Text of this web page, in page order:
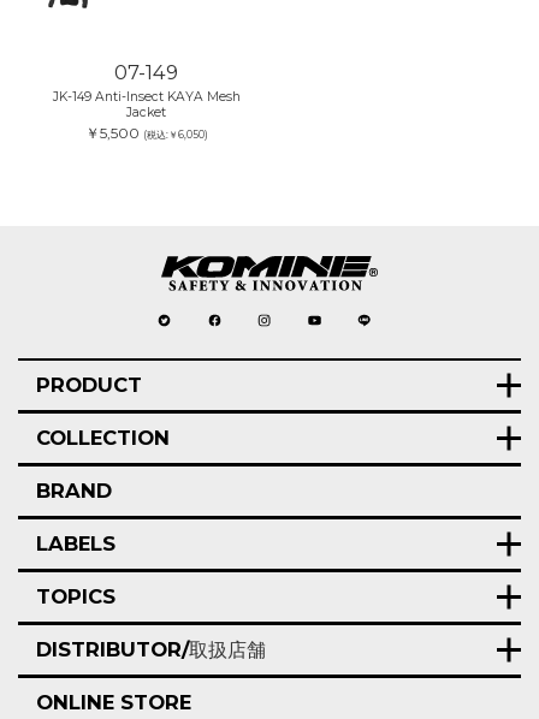
07-149
JK-149 Anti-Insect KAYA Mesh
Jacket
￥5,500 (税込:￥6,050)
PRODUCT
COLLECTION
BRAND
LABELS
TOPICS
DISTRIBUTOR/取扱店舗
ONLINE STORE